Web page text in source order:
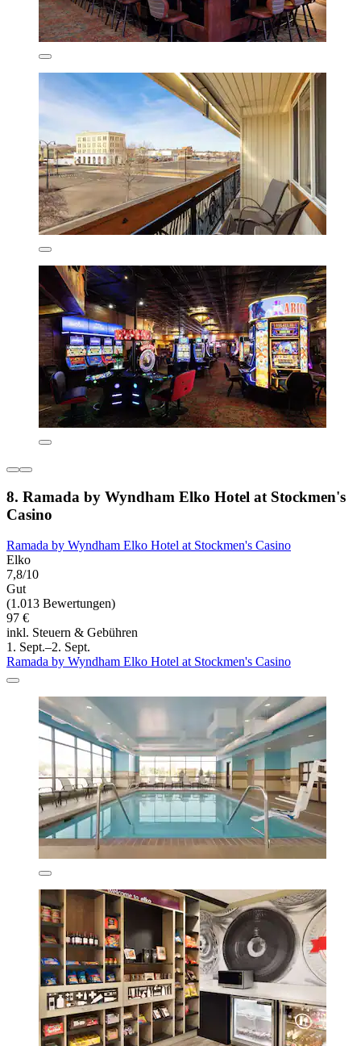
8. Ramada by Wyndham Elko Hotel at Stockmen's
Casino
Ramada by Wyndham Elko Hotel at Stockmen's Casino
Elko
7,8/10
Gut
(1.013 Bewertungen)
97 €
inkl. Steuern & Gebühren
1. Sept.–2. Sept.
Ramada by Wyndham Elko Hotel at Stockmen's Casino